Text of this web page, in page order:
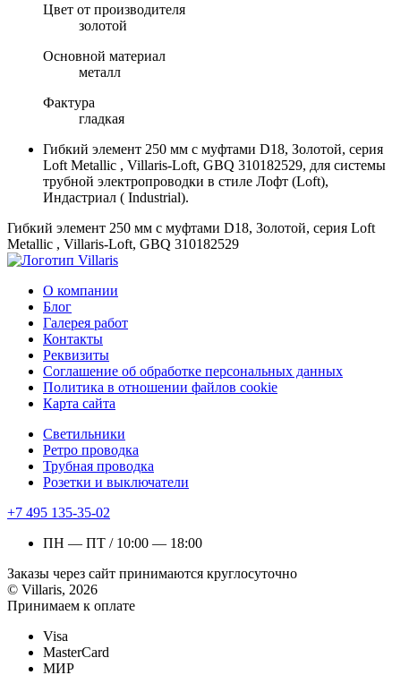
Цвет от производителя
золотой
Основной материал
металл
Фактура
гладкая
Гибкий элемент 250 мм с муфтами D18, Золотой, серия
Loft Metallic , Villaris-Loft, GBQ 310182529, для системы
трубной электропроводки в стиле Лофт (Loft),
Индастриал ( Industrial).
Гибкий элемент 250 мм с муфтами D18, Золотой, серия Loft
Metallic , Villaris-Loft, GBQ 310182529
О компании
Блог
Галерея работ
Контакты
Реквизиты
Соглашение об обработке персональных данных
Политика в отношении файлов cookie
Карта сайта
Светильники
Ретро проводка
Трубная проводка
Розетки и выключатели
+7 495 135-35-02
ПН — ПТ / 10:00 — 18:00
Заказы через сайт принимаются круглосуточно
© Villaris, 2026
Принимаем к оплате
Visa
MasterCard
МИР